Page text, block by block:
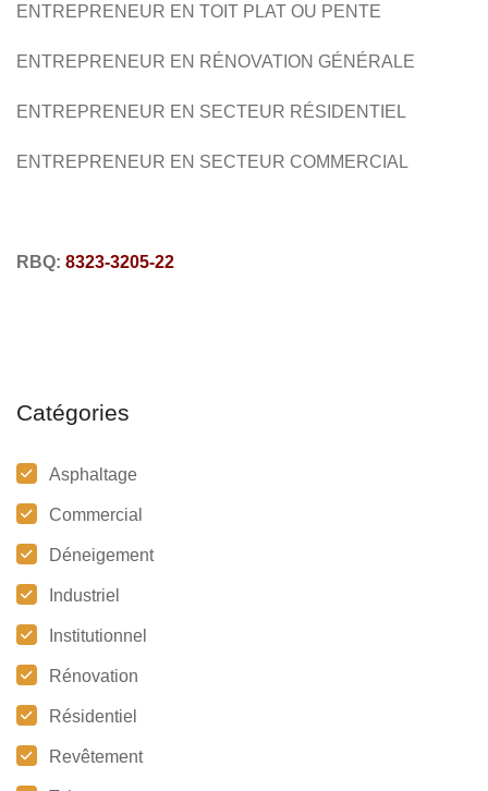
ENTREPRENEUR EN TOIT PLAT OU PENTE
ENTREPRENEUR EN RÉNOVATION GÉNÉRALE
ENTREPRENEUR EN SECTEUR RÉSIDENTIEL
ENTREPRENEUR EN SECTEUR COMMERCIAL
RBQ: 8323-3205-22
Catégories
Asphaltage
Commercial
Déneigement
Industriel
Institutionnel
Rénovation
Résidentiel
Revêtement